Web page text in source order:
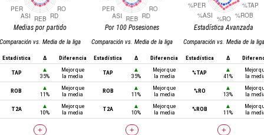
Medias por partido
Comparación vs. Media de la liga
Estadística Δ Diferencia
TAP
▲
35%
Mejor que
la media
ROB
▲
11%
Mejor que
la media
T2A
▲
10%
Mejor que
la media
+
Por 100 Posesiones
Comparación vs. Media de la liga
Estadística Δ Diferencia
TAP
▲
35%
Mejor que
la media
ROB
▲
11%
Mejor que
la media
T2A
▲
10%
Mejor que
la media
+
Estadística Avanzada
Comparación vs. Media de la liga
Estadística Δ
%TAP
▲
41%
Mejor
la
%RO
▲
13%
Mejor
la
%ROB
▲
11%
Mejor
la
+